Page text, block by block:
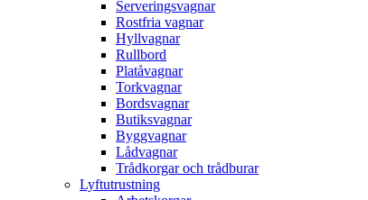
Serveringsvagnar
Rostfria vagnar
Hyllvagnar
Rullbord
Platåvagnar
Torkvagnar
Bordsvagnar
Butiksvagnar
Byggvagnar
Lådvagnar
Trådkorgar och trådburar
Lyftutrustning